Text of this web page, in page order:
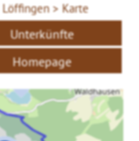
Löffingen > Karte
Unterkünfte
Homepage